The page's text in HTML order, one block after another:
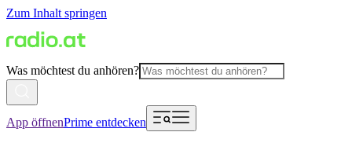
Zum Inhalt springen
Was möchtest du anhören?
App öffnenPrime entdecken